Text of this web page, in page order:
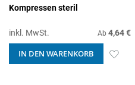
Kompressen steril
inkl. MwSt. Ab 4,64 €
IN DEN WARENKORB ZUR